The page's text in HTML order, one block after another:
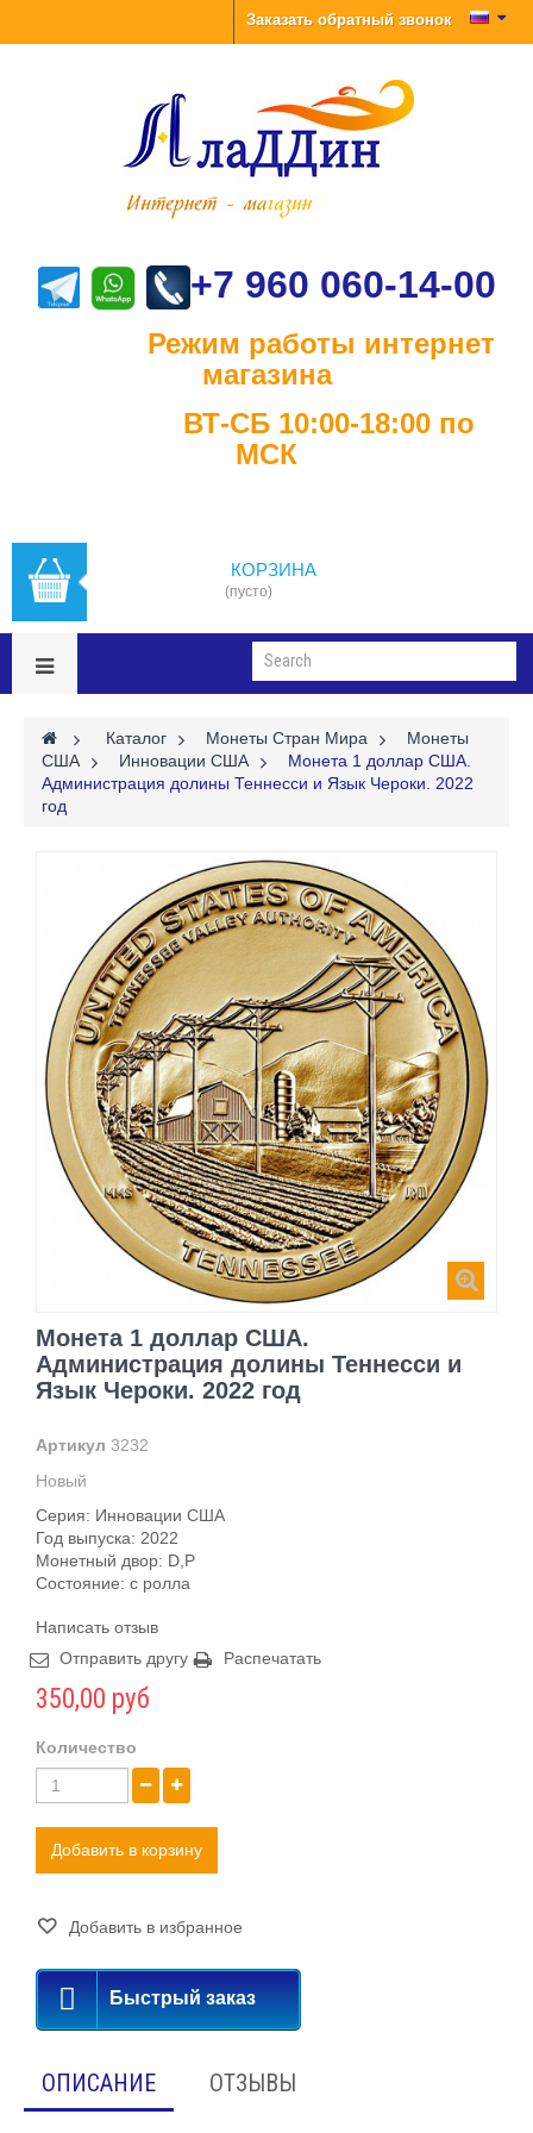
Заказать обратный звонок
+7 960 060-14-00
Режим работы интернет
магазина
ВТ-СБ 10:00-18:00 по
МСК
КОРЗИНА
(пусто)
> Каталог > Монеты Стран Мира >
Монеты
США
> Инновации США >
Монета 1 доллар США.
Администрация долины Теннесси и Язык Чероки. 2022
год
Монета 1 доллар США.
Администрация долины Теннесси и
Язык Чероки. 2022 год
Артикул 3232
Новый
Серия: Инновации США
Год выпуска: 2022
Монетный двор: D,P
Состояние: c ролла
Написать отзыв
Отправить другу
Распечатать
350,00 руб
Количество
Добавить в корзину
Добавить в избранное
Быстрый заказ
ОПИСАНИЕ ОТЗЫВЫ